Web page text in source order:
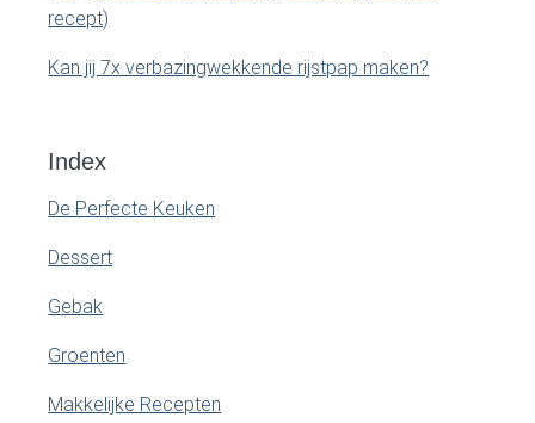
recept)
Kan jij 7x verbazingwekkende rijstpap maken?
Index
De Perfecte Keuken
Dessert
Gebak
Groenten
Makkelijke Recepten